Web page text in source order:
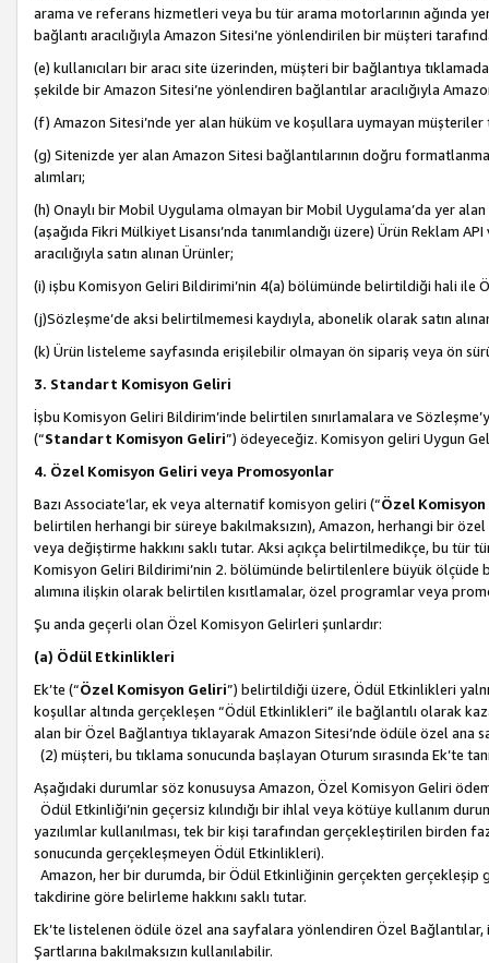
arama ve referans hizmetleri veya bu tür arama motorlarının ağında
bağlantı aracılığıyla Amazon Sitesi’ne yönlendirilen bir müşteri
(e) kullanıcıları bir aracı site üzerinden, müşteri bir bağlantıya
şekilde bir Amazon Sitesi’ne yönlendiren bağlantılar aracılığıyla
(f) Amazon Sitesi’nde yer alan hüküm ve koşullara uymayan müşteriler
(g) Sitenizde yer alan Amazon Sitesi bağlantılarının doğru
alımları;
(h) Onaylı bir Mobil Uygulama olmayan bir Mobil Uygulama’da yer
(aşağıda Fikri Mülkiyet Lisansı’nda tanımlandığı üzere) Ürün Reklam
aracılığıyla satın alınan Ürünler;
(i) işbu Komisyon Geliri Bildirimi’nin 4(a) bölümünde belirtildiği hali ile
(j)Sözleşme’de aksi belirtilmemesi kaydıyla, abonelik olarak satın
(k) Ürün listeleme sayfasında erişilebilir olmayan ön sipariş veya ön
3. Standart Komisyon Geliri
İşbu Komisyon Geliri Bildirim’inde belirtilen sınırlamalara ve
(“Standart Komisyon Geliri”) ödeyeceğiz. Komisyon geliri Uygun
4. Özel Komisyon Geliri veya Promosyonlar
Bazı Associate’lar, ek veya alternatif komisyon geliri (“Özel
belirtilen herhangi bir süreye bakılmaksızın), Amazon, herhangi bir
veya değiştirme hakkını saklı tutar. Aksi açıkça belirtilmedikçe, bu tür
Komisyon Geliri Bildirimi’nin 2. bölümünde belirtilenlere büyük ölçüde
alımına ilişkin olarak belirtilen kısıtlamalar, özel programlar veya
Şu anda geçerli olan Özel Komisyon Gelirleri şunlardır:
(a) Ödül Etkinlikleri
Ek’te (“Özel Komisyon Geliri”) belirtildiği üzere, Ödül Etkinlikleri
koşullar altında gerçekleşen “Ödül Etkinlikleri” ile bağlantılı olarak
alan bir Özel Bağlantıya tıklayarak Amazon Sitesi’nde ödüle özel ana
(2) müşteri, bu tıklama sonucunda başlayan Oturum sırasında Ek’te
Aşağıdaki durumlar söz konusuysa Amazon, Özel Komisyon Geliri
Ödül Etkinliği’nin geçersiz kılındığı bir ihlal veya kötüye kullanım
yazılımlar kullanılması, tek bir kişi tarafından gerçekleştirilen
sonucunda gerçekleşmeyen Ödül Etkinlikleri).
Amazon, her bir durumda, bir Ödül Etkinliğinin gerçekten gerçekleşip
takdirine göre belirleme hakkını saklı tutar.
Ek’te listelenen ödüle özel ana sayfalara yönlendiren Özel
Şartlarına bakılmaksızın kullanılabilir.